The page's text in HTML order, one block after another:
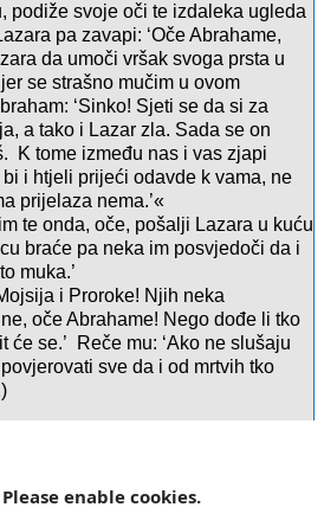
podiže svoje oči te izdaleka ugleda
pa zavapi: ‘Oče Abrahame,
da umoči vršak svoga prsta u
se strašno mučim u ovom
‘Sinko! Sjeti se da si za
a tako i Lazar zla. Sada se on
K tome između nas i vas zjapi
i htjeli prijeći odavde k vama, ne
prijelaza nema.’«
te onda, oče, pošalji Lazara u kuću
braće pa neka im posvjedoči da i
muka.’
i Proroke! Njih neka
oče Abrahame! Nego dođe li tko
će se.’ Reče mu: ‘Ako ne slušaju
sve da i od mrtvih tko